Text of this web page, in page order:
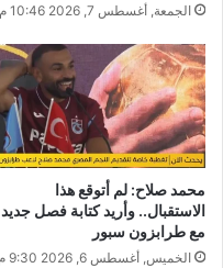
الجمعة, أغسطس 7, 2026 10:46 م
محمد صلاح: لم أتوقع هذا
الاستقبال.. وأريد كتابة فصل جديد
مع طرابزون سبور
الخميس, أغسطس 6, 2026 9:30 م